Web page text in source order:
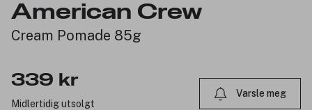
American Crew
Cream Pomade 85g
339 kr
Midlertidig utsolgt
Varsle meg